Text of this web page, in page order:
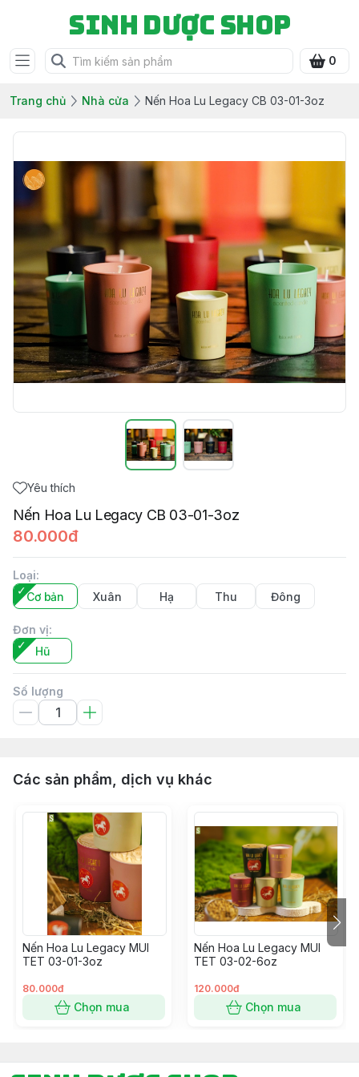
Sinh Dược Shop
0
Trang chủ Nhà cửa Nến Hoa Lu Legacy CB 03-01-3oz
Yêu thích
Nến Hoa Lu Legacy CB 03-01-3oz
80.000đ
Loại:
Cơ bản
Xuân Hạ Thu Đông
Đơn vị:
Hũ
Số lượng
Các sản phẩm, dịch vụ khác
Nến Hoa Lu Legacy MUI
TET 03-01-3oz
80.000đ
Chọn mua
Nến Hoa Lu Legacy MUI
TET 03-02-6oz
120.000đ
Chọn mua